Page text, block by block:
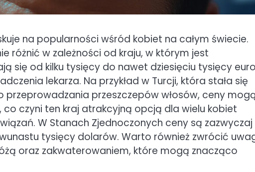
na popularności wśród kobiet na całym świecie.
różnić w zależności od kraju, w którym jest
się od kilku tysięcy do nawet dziesięciu tysięcy
lekarza. Na przykład w Turcji, która stała się
przeprowadzania przeszczepów włosów, ceny
co czyni ten kraj atrakcyjną opcją dla wielu kobiet
W Stanach Zjednoczonych ceny są zazwyczaj
tysięcy dolarów. Warto również zwrócić
oraz zakwaterowaniem, które mogą znacząco